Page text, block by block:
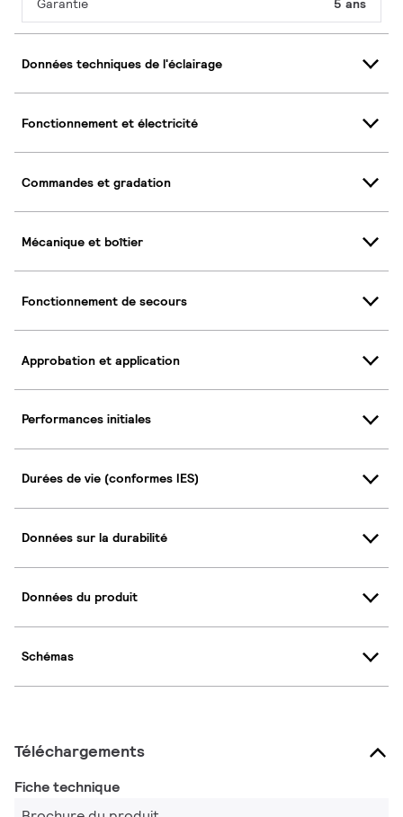
Garantie 5 ans
Données techniques de l'éclairage
Fonctionnement et électricité
Commandes et gradation
Mécanique et boîtier
Fonctionnement de secours
Approbation et application
Performances initiales
Durées de vie (conformes IES)
Données sur la durabilité
Données du produit
Schémas
Téléchargements
Fiche technique